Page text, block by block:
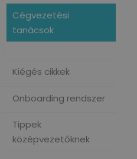
Cégvezetési
tanácsok
Kiégés cikkek
Onboarding rendszer
Tippek
középvezetőknek